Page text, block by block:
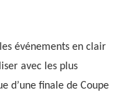
événements en clair
avec les plus
d’une finale de Coupe